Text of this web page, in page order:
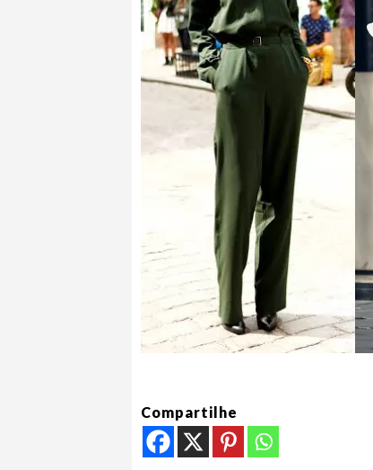
Compartilhe